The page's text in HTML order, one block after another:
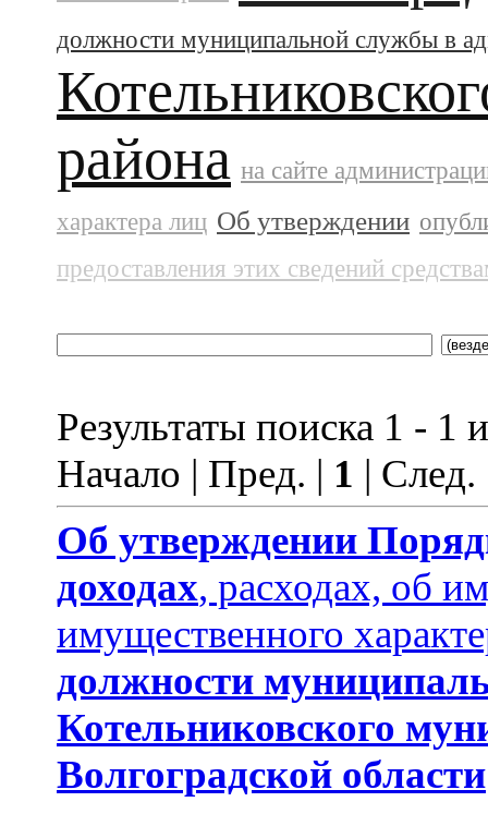
должности муниципальной службы в
района на сайте
характера лиц Об утверждении
предоставления этих сведений
Результаты поиска 1 - 1
Начало | Пред. | 1 |
Об утверждении
доходах, расходах, об
имущественного
должности
Котельниковского
Волгоградской области